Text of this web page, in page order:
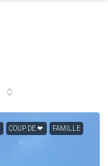
COUP DE ❤ FAMILLE